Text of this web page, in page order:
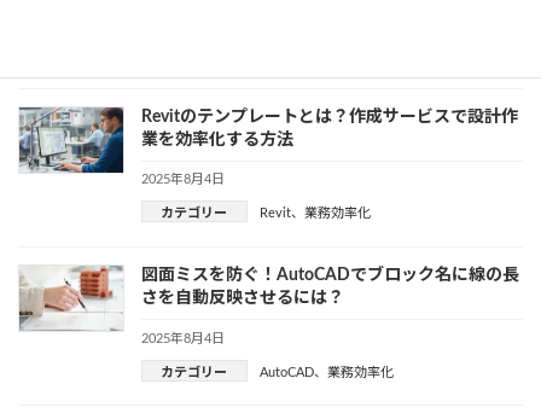
Revitのテンプレートとは？作成サービスで設計作
業を効率化する方法
2025年8月4日
カテゴリー Revit、 業務効率化
図面ミスを防ぐ！AutoCADでブロック名に線の長
さを自動反映させるには？
2025年8月4日
カテゴリー AutoCAD、 業務効率化